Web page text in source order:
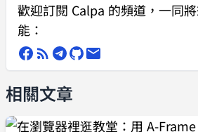
歡迎訂閱 Calpa 的頻道，一同
能：
相關文章